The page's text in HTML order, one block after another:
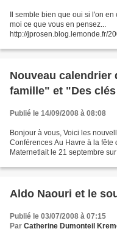
Il semble bien que oui si l'on
moi ce que vous en pensez...
http://jprosen.blog.lemonde.fr/
Nouveau calendrier
famille" et "Des
Publié le 14/09/2008 à 08:08
Bonjour à vous, Voici les
Conférences Au Havre à la
Maternetlait le 21 septembre
Aldo Naouri et le
Publié le 03/07/2008 à 07:15
Par Catherine Dumonteil